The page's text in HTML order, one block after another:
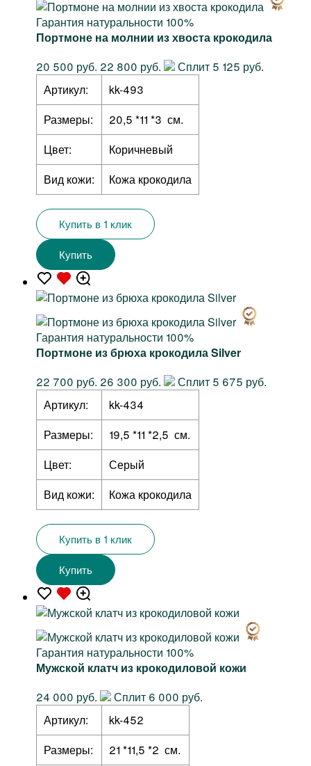
Гарантия натуральности 100%
Портмоне на молнии из хвоста крокодила
20 500 руб. 22 800 руб.
Сплит 5 125 руб.
Артикул:
kk-493
Размеры:
20,5 *11 *3 см.
Цвет:
Коричневый
Вид кожи:
Кожа крокодила
Купить в 1 клик
Купить
Гарантия натуральности 100%
Портмоне из брюха крокодила Silver
22 700 руб. 26 300 руб.
Сплит 5 675 руб.
Артикул:
kk-434
Размеры:
19,5 *11 *2,5 см.
Цвет:
Серый
Вид кожи:
Кожа крокодила
Купить в 1 клик
Купить
Гарантия натуральности 100%
Мужской клатч из крокодиловой кожи
24 000 руб.
Сплит 6 000 руб.
Артикул:
kk-452
Размеры:
21 *11,5 *2 см.